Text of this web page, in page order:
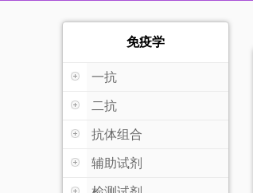
免疫学
一抗
二抗
抗体组合
辅助试剂